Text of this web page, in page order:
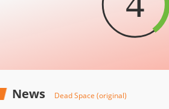
News Dead Space (original)